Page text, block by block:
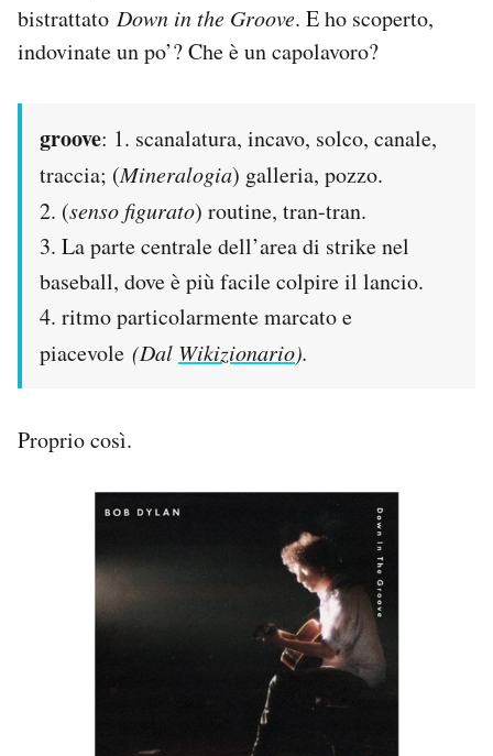
bistrattato Down in the Groove. E ho scoperto,
indovinate un po’? Che è un capolavoro?
groove: 1. scanalatura, incavo, solco, canale,
traccia; (Mineralogia) galleria, pozzo.
2. (senso figurato) routine, tran-tran.
3. La parte centrale dell’area di strike nel
baseball, dove è più facile colpire il lancio.
4. ritmo particolarmente marcato e
piacevole (Dal Wikizionario).
Proprio così.